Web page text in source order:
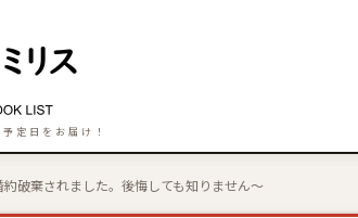
定日をお届け！
破棄されました。後悔しても知りません〜